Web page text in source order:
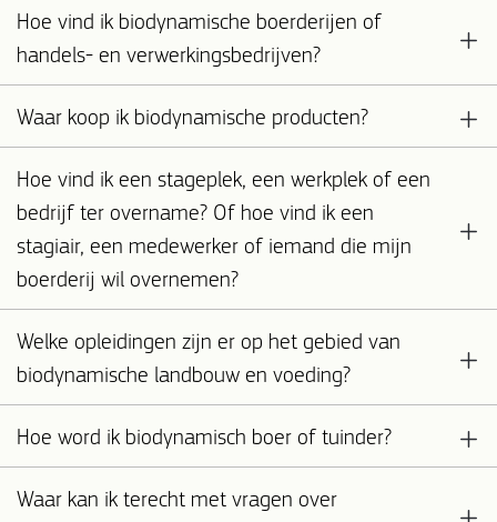
Hoe vind ik biodynamische boerderijen of
handels- en verwerkingsbedrijven?
Waar koop ik biodynamische producten?
Hoe vind ik een stageplek, een werkplek of een
bedrijf ter overname? Of hoe vind ik een
stagiair, een medewerker of iemand die mijn
boerderij wil overnemen?
Welke opleidingen zijn er op het gebied van
biodynamische landbouw en voeding?
Hoe word ik biodynamisch boer of tuinder?
Waar kan ik terecht met vragen over